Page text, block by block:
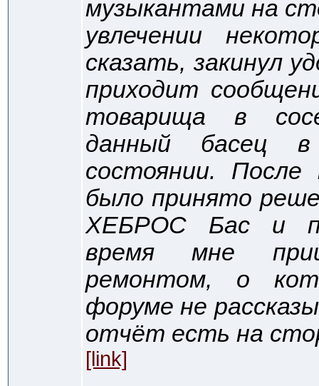
музыкантами на
увлечении
сказать, закинул
приходит
товарища в
данный басец в
состоянии. После
было принято
ХЕБРОС Бас и
время мне
ремонтом, о
форуме не
отчёт есть на
[link]